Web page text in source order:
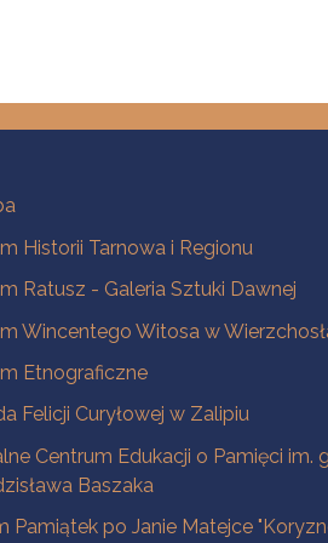
Historii Tarnowa i Regionu
Ratusz - Galeria Sztuki Dawnej
Wincentego Witosa w
Etnograficzne
Felicji Curyłowej w Zalipiu
Centrum Edukacji o Pamięci im.
Baszaka
Pamiątek po Janie Matejce